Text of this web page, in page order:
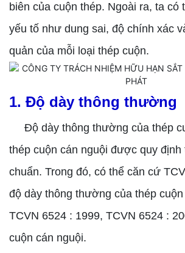
biên của cuộn thép. Ngoài ra, ta có
yếu tố như dung sai, độ chính xác
quản của mỗi loại thép cuộn.
1. Độ dày thông thường
Độ dày thông thường của thép
thép cuộn cán nguội được quy định
chuẩn. Trong đó, có thể căn cứ
độ dày thông thường của thép
TCVN 6524 : 1999, TCVN 6524 :
cuộn cán nguội.